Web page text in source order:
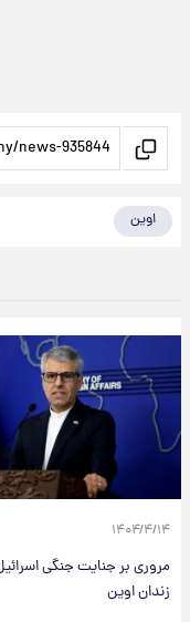
اوین
۱۴۰۴/۴/۱۴
مروری بر جنایت جنگی
زندان اوین